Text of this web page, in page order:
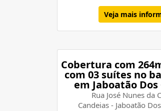
Veja mais
Cobertura com
com 03 suítes no
em Jaboatão
Rua José Nunes da
Candeias - Jaboatão